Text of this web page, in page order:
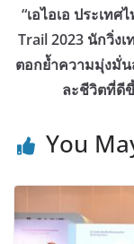
“เอไอเอ ประเท
Trail 2023 นักวิ่ง
ตอกย้ำความมุ่งมั่
ละชีวิตที่ดีขึ้
You